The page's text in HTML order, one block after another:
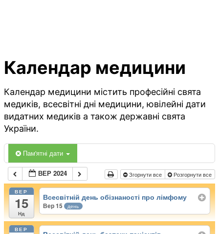
Календар медицини
Календар медицини містить професійні свята
медиків, всесвітні дні медицини, ювілейні дати
видатних медиків а також державні свята
України.
Пам'ятні дати
ВЕР 2024 Згорнути все Розгорнути все
ВЕР
15
Нд
Всесвітній день обізнаності про лімфому
Вер 15 день
ВЕР